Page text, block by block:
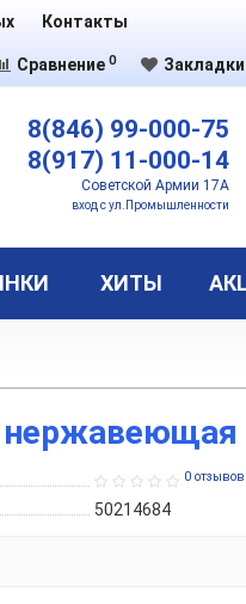
Контакты
Сравнение 0 Закладки
8(846) 99-000-75
8(917) 11-000-14
Советской Армии 17А
вход с ул.Промышленности
ХИТЫ
нержавеющая
0 отзывов
50214684